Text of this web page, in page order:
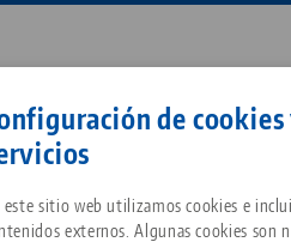
de cookies
este sitio web utilizamos cookies e
externos. Algunas cookies son
Todo de una sola fuente
Grupo de
Acerca de LANG
Descargas
Blog